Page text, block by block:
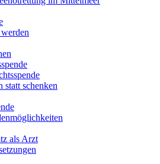
statt schenken
als Arzt